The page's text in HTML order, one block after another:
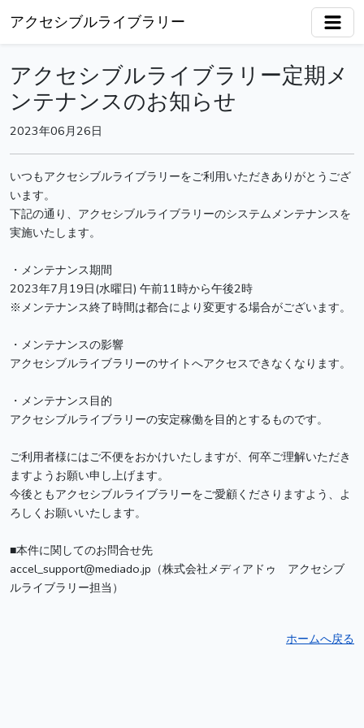
アクセシブルライブラリー
アクセシブルライブラリー定期メ
ンテナンスのお知らせ
2023年06月26日
いつもアクセシブルライブラリーをご利用いただきありがとうござ
います。
下記の通り、アクセシブルライブラリーのシステムメンテナンスを
実施いたします。
・メンテナンス期間
2023年7月19日(水曜日) 午前11時から午後2時
※メンテナンス終了時間は都合により変更する場合がございます。
・メンテナンスの影響
アクセシブルライブラリーのサイトへアクセスできなくなります。
・メンテナンス目的
アクセシブルライブラリーの安定稼働を目的とするものです。
ご利用者様にはご不便をおかけいたしますが、何卒ご理解いただき
ますようお願い申し上げます。
今後ともアクセシブルライブラリーをご愛顧くださりますよう、よ
ろしくお願いいたします。
■本件に関してのお問合せ先
accel_support@mediado.jp（株式会社メディアドゥ　アクセシブ
ルライブラリー担当）
ホームへ戻る